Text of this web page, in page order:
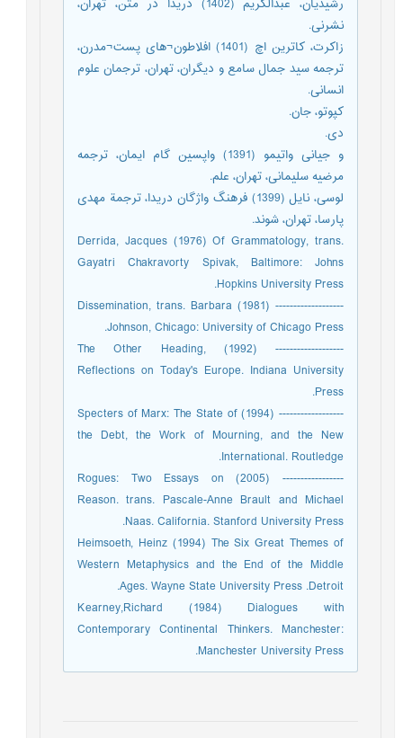
رشیدیان، عبدالکریم (1402) دریدا در متن، تهران،
نشرنی.
زاکرت، کاترین اچ (1401) افلاطون¬های پست¬مدرن،
ترجمه سید ‌جمال سامع و دیگران، تهران، ترجمان علوم
انسانی.
کپوتو، جان.
دی.
و جیانی واتیمو (1391) واپسین گام ایمان، ترجمه
مرضیه سلیمانی، تهران، علم.
لوسی، نایل (1399) فرهنگ واژگان دریدا، ترجمة مهدی
پارسا، تهران، شوند.
Derrida, Jacques (1976) Of Grammatology, trans.
Gayatri Chakravorty Spivak, Baltimore: Johns
Hopkins University Press.
------------------- (1981) Dissemination, trans. Barbara
Johnson, Chicago: University of Chicago Press.
------------------- (1992) The Other Heading,
Reflections on Today's Europe. Indiana University
Press.
------------------ (1994) Specters of Marx: The State of
the Debt, the Work of Mourning, and the New
International. Routledge.
----------------- (2005) Rogues: Two Essays on
Reason. trans. Pascale-Anne Brault and Michael
Naas. California. Stanford University Press.
Heimsoeth, Heinz (1994) The Six Great Themes of
Western Metaphysics and the End of the Middle
Ages. Wayne State University Press .Detroit.
Kearney,Richard (1984) Dialogues with
Contemporary Continental Thinkers. Manchester:
Manchester University Press.